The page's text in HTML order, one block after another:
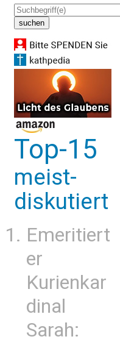
Top-15
meist-
diskutiert
Emeritiert
er
Kurienkar
dinal
Sarah: